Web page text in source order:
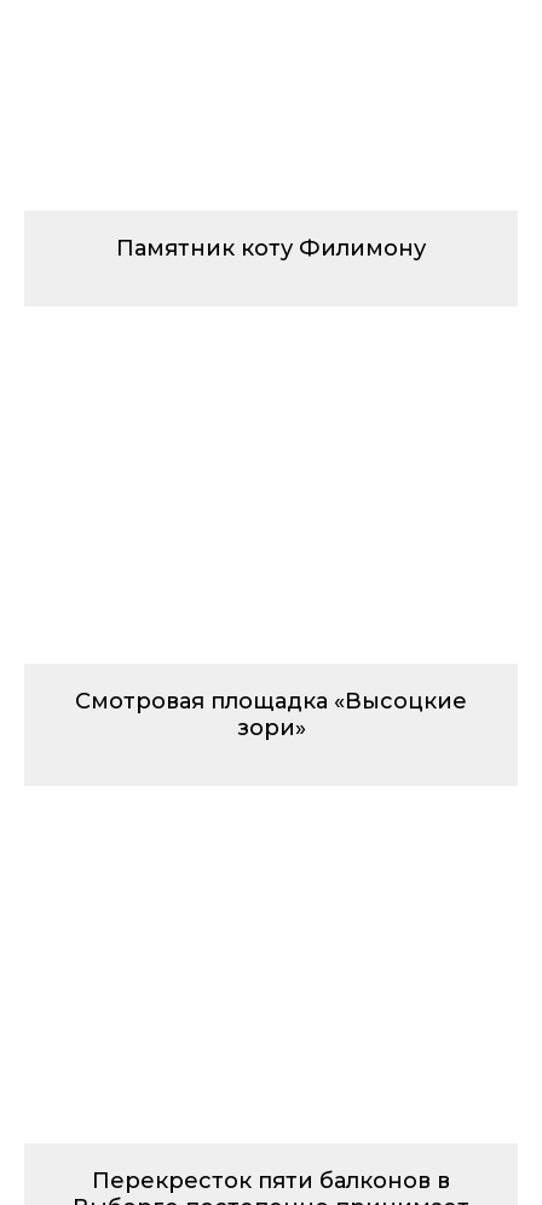
Памятник коту Филимону
Смотровая площадка «Высоцкие
зори»
Перекресток пяти балконов в